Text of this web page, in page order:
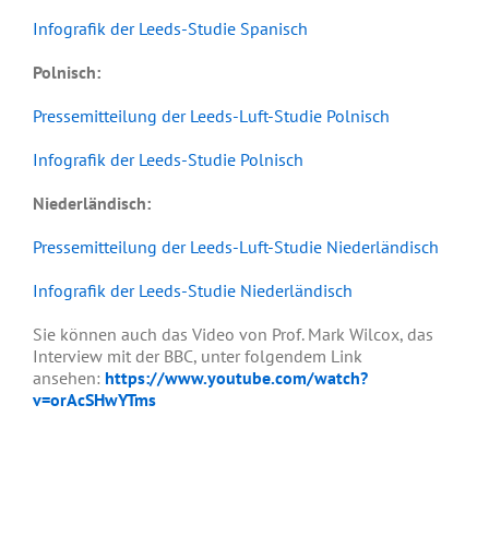
Infografik der Leeds-Studie Spanisch
Polnisch:
Pressemitteilung der Leeds-Luft-Studie Polnisch
Infografik der Leeds-Studie Polnisch
Niederländisch:
Pressemitteilung der Leeds-Luft-Studie Niederländisch
Infografik der Leeds-Studie Niederländisch
Sie können auch das Video von Prof. Mark Wilcox, das
Interview mit der BBC, unter folgendem Link
ansehen: https://www.youtube.com/watch?
v=orAcSHwYTms